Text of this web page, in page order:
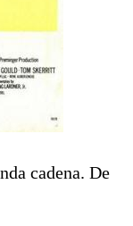
cadena. De